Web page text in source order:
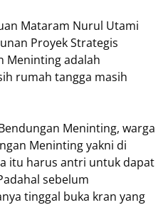
Mataram Nurul Utami
Proyek Strategis
Meninting adalah
rumah tangga masih
Meninting, warga
Meninting yakni di
itu harus antri untuk dapat
sebelum
tinggal buka kran yang